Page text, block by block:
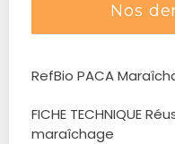
Nos
RefBio PACA
FICHE TECHNIQUE Réussir ses couverts végétaux en
maraîchage